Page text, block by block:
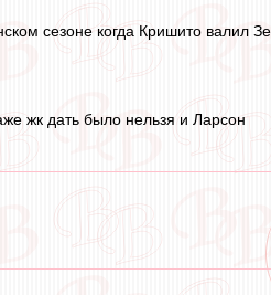
сезоне когда Кришито валил
жк дать было нельзя и Ларсон